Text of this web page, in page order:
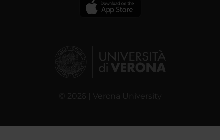
© 2026 | Verona University